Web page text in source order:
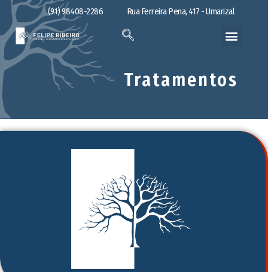
(91) 98408-2286 Rua Ferreira Pena, 417 - Umarizal
Tratamentos